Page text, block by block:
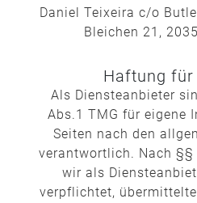
Daniel Teixeira c/o
Bleichen 21,
Haftung für
Als Diensteanbieter
Abs.1 TMG für eigene
Seiten nach den
verantwortlich. Nach §§
wir als
verpflichtet,